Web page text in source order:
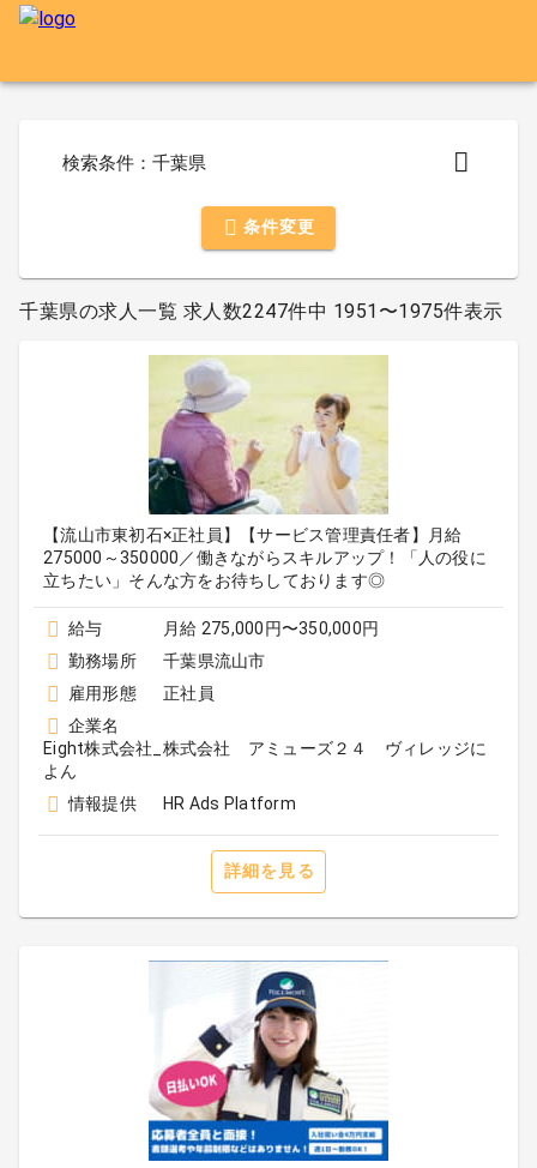
検索条件：千葉県
条件変更
千葉県の求人一覧 求人数2247件中 1951〜1975件表示
【流山市東初石×正社員】【サービス管理責任者】月給
275000～350000／働きながらスキルアップ！「人の役に
立ちたい」そんな方をお待ちしております◎
給与
月給 275,000円〜350,000円
勤務場所
千葉県流山市
雇用形態
正社員
企業名
Eight株式会社_株式会社 アミューズ２４ ヴィレッジに
よん
情報提供
HR Ads Platform
詳細を見る